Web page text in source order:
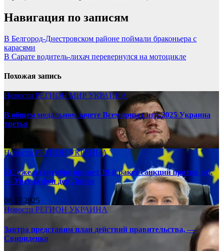
Навигация по записям
В Белгород-Днестровском районе поймали браконьера с
карасями
В Сарате водитель-лихач перевернулся на мотоцикле
Похожая запись
Новости РЕГИОНМИР УКРАИНА
В общем медальном зачете Всемирных игр-2025 Украина
третья
08.17.2025
НовостиРЕГИОНУКРАИНА
ЕС уже в сентябре примет 19-й ракет санкций против рф,
— Урсула фон дер Ляйен
08.17.2025
Новости РЕГИОН УКРАИНА
Завтра представим план действий правительства, —
Свириденко